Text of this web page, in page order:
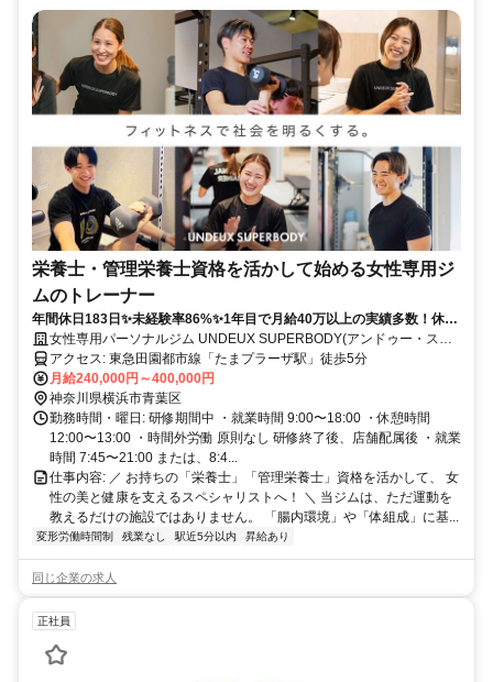
栄養士・管理栄養士資格を活かして始める女性専用ジ
ムのトレーナー
年間休日183日✨未経験率86%✨1年目で月給40万以上の実績多数！休み
も、あなたの成長も、全力サポート！
女性専用パーソナルジム UNDEUX SUPERBODY(アンドゥー・スー
パーボディ)アクセス: 東急田園都市線「たまプラーザ駅」徒歩5分
月給240,000円～400,000円
神奈川県横浜市青葉区
勤務時間・曜日: 研修期間中 ・就業時間 9:00〜18:00 ・休憩時間
12:00〜13:00 ・時間外労働 原則なし 研修終了後、店舗配属後 ・就業
時間 7:45〜21:00 または、8:4...
仕事内容: ／ お持ちの「栄養士」「管理栄養士」資格を活かして、 女
性の美と健康を支えるスペシャリストへ！ ＼ 当ジムは、ただ運動を
教えるだけの施設ではありません。 「腸内環境」や「体組成」に基...
変形労働時間制 残業なし 駅近5分以内 昇給あり
同じ企業の求人
正社員